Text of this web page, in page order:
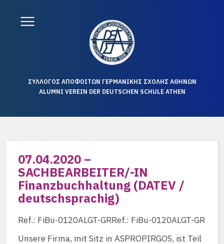
ΣΥΛΛΟΓΟΣ ΑΠΟΦΟΙΤΩΝ ΓΕΡΜΑΝΙΚΗΣ ΣΧΟΛΗΣ ΑΘΗΝΩΝ
ALUMNI VEREIN DER DEUTSCHEN SCHULE ATHEN
07.04.2020 –
SACHBEARBEITER/-IN
Finanzbuchhaltung (DATEV /
deutschsprachig)
Ref.: FiBu-0120ALGT-GRRef.: FiBu-0120ALGT-GR
Unsere Firma, mit Sitz in ASPROPIRGOS, ist Teil